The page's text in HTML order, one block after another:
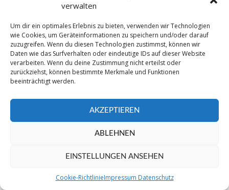
verwalten
Um dir ein optimales Erlebnis zu bieten, verwenden wir Technologien
wie Cookies, um Geräteinformationen zu speichern und/oder darauf
zuzugreifen. Wenn du diesen Technologien zustimmst, können wir
Daten wie das Surfverhalten oder eindeutige IDs auf dieser Website
verarbeiten. Wenn du deine Zustimmung nicht erteilst oder
zurückziehst, können bestimmte Merkmale und Funktionen
beeinträchtigt werden.
AKZEPTIEREN
ABLEHNEN
EINSTELLUNGEN ANSEHEN
Cookie-RichtlinieImpressum Datenschutz
SUCHE
©2016 TSV Grafenau - Sparte Fußball. All Right